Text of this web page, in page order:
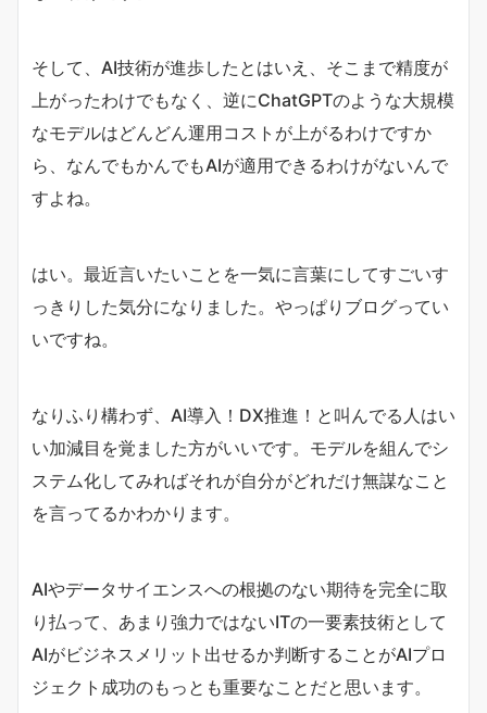
そして、AI技術が進歩したとはいえ、そこまで精度が
上がったわけでもなく、逆にChatGPTのような大規模
なモデルはどんどん運用コストが上がるわけですか
ら、なんでもかんでもAIが適用できるわけがないんで
すよね。
はい。最近言いたいことを一気に言葉にしてすごいす
っきりした気分になりました。やっぱりブログってい
いですね。
なりふり構わず、AI導入！DX推進！と叫んでる人はい
い加減目を覚ました方がいいです。モデルを組んでシ
ステム化してみればそれが自分がどれだけ無謀なこと
を言ってるかわかります。
AIやデータサイエンスへの根拠のない期待を完全に取
り払って、あまり強力ではないITの一要素技術として
AIがビジネスメリット出せるか判断することがAIプロ
ジェクト成功のもっとも重要なことだと思います。